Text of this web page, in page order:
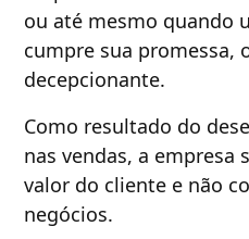
ou até mesmo quando
cumpre sua promessa,
decepcionante.
Como resultado do
nas vendas, a empresa
valor do cliente e não
negócios.